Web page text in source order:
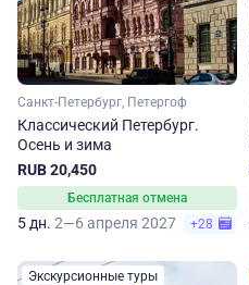
Санкт-Петербург, Петергоф
Классический Петербург.
Осень и зима
RUB 20,450
Бесплатная отмена
5 дн. 2—6 апреля 2027 +28
Экскурсионные туры